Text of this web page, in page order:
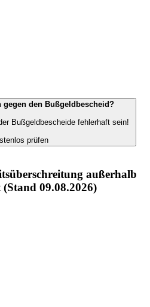
den Bußgeldbescheid?
Bußgeldbescheide fehlerhaft sein!
prüfen
außerhalb
(Stand 09.08.2026)